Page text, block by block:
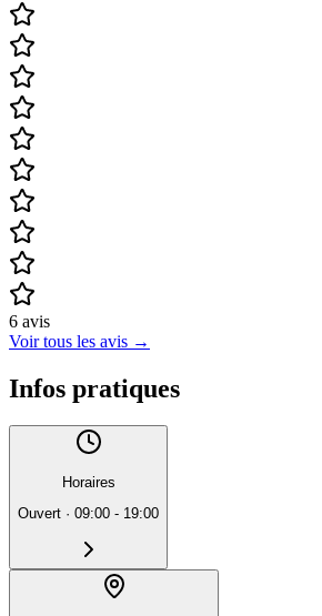
6 avis
Voir tous les avis →
Infos pratiques
Horaires
Ouvert · 09:00 - 19:00